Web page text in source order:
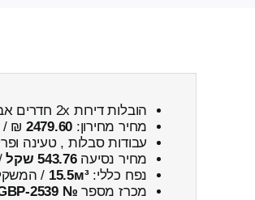
הובלות דירות 2x חדרים אבן יהודה
מחיר מחירון: 2479.60
₪ /
עבודות סבלות , טעינה
מחיר נסיעה543.76 שקל
נפח כללי:15.5м³
/
מכרז מספר № GGBP-2539